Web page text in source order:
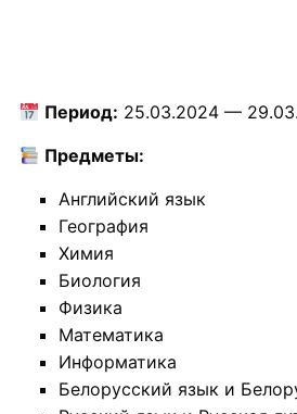
Период: 25.03.2024 —
Предметы:
Английский язык
География
Химия
Биология
Физика
Математика
Информатика
Белорусский язык и